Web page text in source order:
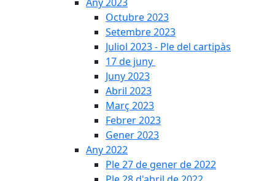
Octubre 2023
Setembre 2023
Juliol 2023 - Ple del cartipàs
17 de juny
Juny 2023
Abril 2023
Març 2023
Febrer 2023
Gener 2023
Any 2022
Ple 27 de gener de 2022